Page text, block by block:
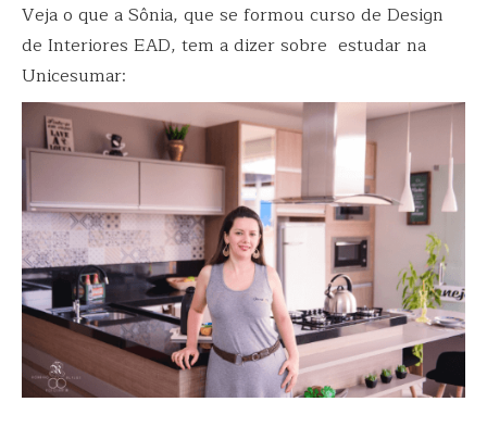
Veja o que a Sônia, que se formou curso de Design
de Interiores EAD, tem a dizer sobre estudar na
Unicesumar: